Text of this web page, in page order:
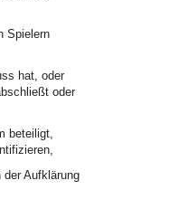
Spielern
hat, oder
oder
beteiligt,
Aufklärung